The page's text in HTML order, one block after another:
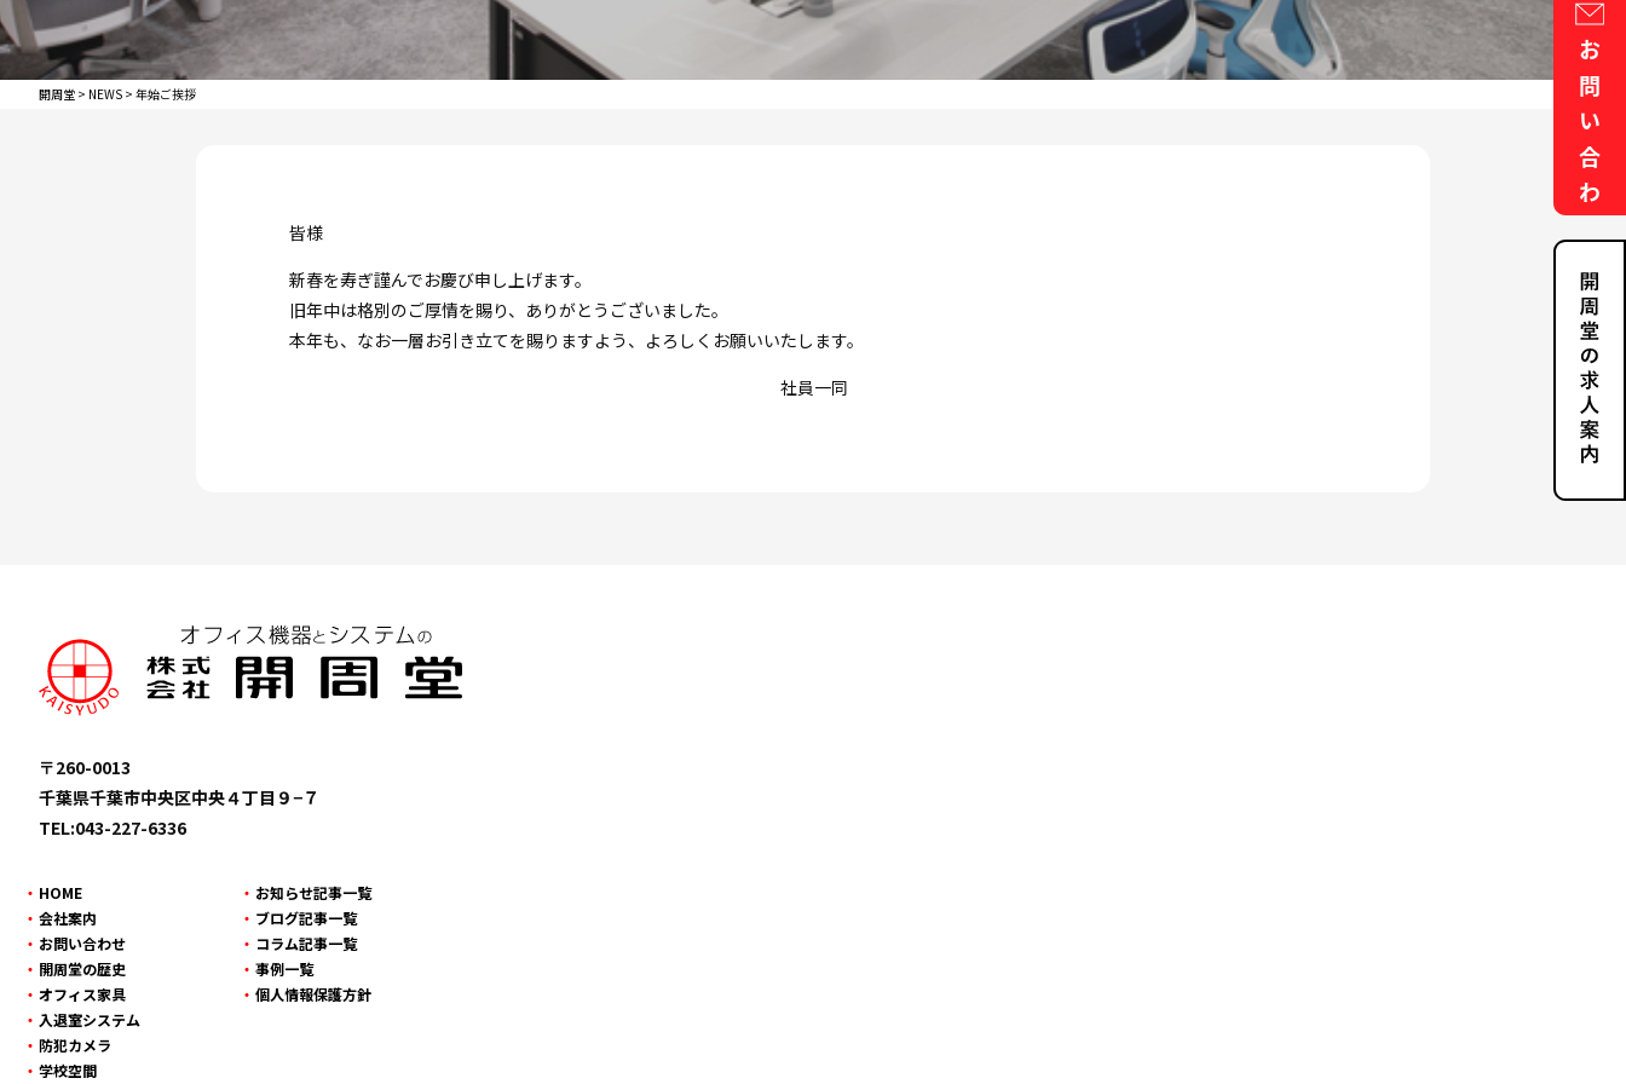
開周堂 > NEWS > 年始ご挨拶
皆様
新春を寿ぎ謹んでお慶び申し上げます。
旧年中は格別のご厚情を賜り、ありがとうございました。
本年も、なお一層お引き立てを賜りますよう、よろしくお願いいたします。
社員一同
〒260-0013
千葉県千葉市中央区中央４丁目９−７
TEL:043-227-6336
HOME
会社案内
お問い合わせ
開周堂の歴史
オフィス家具
入退室システム
防犯カメラ
学校空間
お知らせ記事一覧
ブログ記事一覧
コラム記事一覧
事例一覧
個人情報保護方針